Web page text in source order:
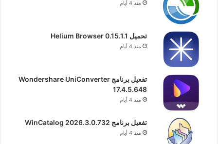
منذ 4 أيام
تحميل Helium Browser 0.15.1.1
منذ 4 أيام
تفعيل برنامج Wondershare UniConverter
17.4.5.648
منذ 4 أيام
تفعيل برنامج WinCatalog 2026.3.0.732
منذ 4 أيام